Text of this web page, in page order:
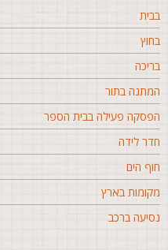
בתור
פעילה בבית הספר
לידה
הים
בארץ
ברכב